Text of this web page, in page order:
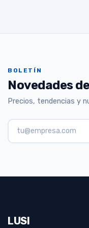
BOLETÍN
Novedades
Precios, tendencias y
LUSI